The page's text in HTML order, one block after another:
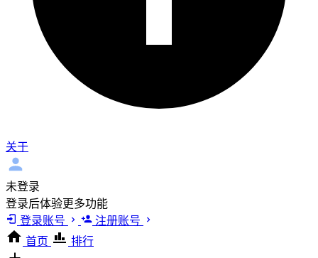
关于
未登录
登录后体验更多功能
登录账号
注册账号
首页
排行